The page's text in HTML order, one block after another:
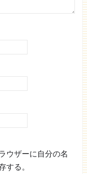
ウザーに自分の名
する。